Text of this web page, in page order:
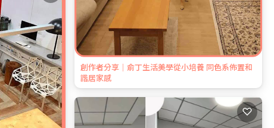
創作者分享｜俞丁生活美學從小培養 同色系佈置和
諧居家感
♡